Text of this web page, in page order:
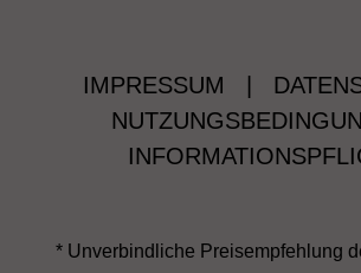
IMPRESSUM
* Unverbindliche Preisempfehlung